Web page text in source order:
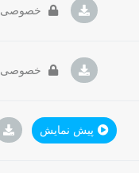
خصوصی
خصوصی
پیش نمایش